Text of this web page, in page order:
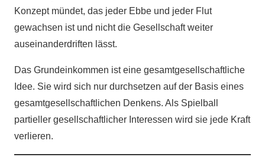
Konzept mündet, das jeder Ebbe und jeder Flut
gewachsen ist und nicht die Gesellschaft weiter
auseinanderdriften lässt.
Das Grundeinkommen ist eine gesamtgesellschaftliche
Idee. Sie wird sich nur durchsetzen auf der Basis eines
gesamtgesellschaftlichen Denkens. Als Spielball
partieller gesellschaftlicher Interessen wird sie jede Kraft
verlieren.